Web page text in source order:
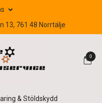
13, 761 48 Norrtälje
0
& Stöldskydd